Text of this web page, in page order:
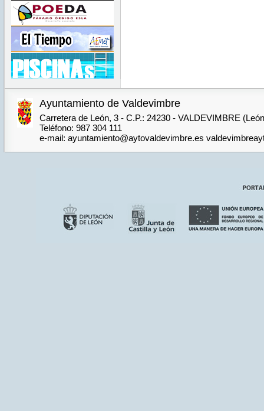
Ayuntamiento de Valdevimbre
Carretera de León, 3 - C.P.: 24230 - VALDEVIMBRE
Teléfono: 987 304 111
e-mail: ayuntamiento@aytovaldevimbre.es